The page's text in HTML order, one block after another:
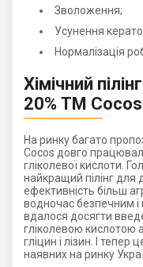
Зволоження;
Усунення
Нормалізація
Хімічний
20% ТМ
На ринку багато
Cocos довго
гліколевої кислоти.
найкращий пілінг
ефективність більш
водночас безпечним
вдалося досягти
гліколевою кислотою
гліцин і лізин. І тепер
наявних на ринку